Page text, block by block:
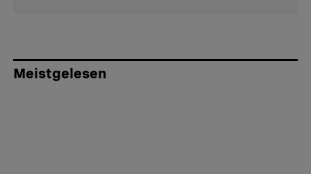
Meistgelesen